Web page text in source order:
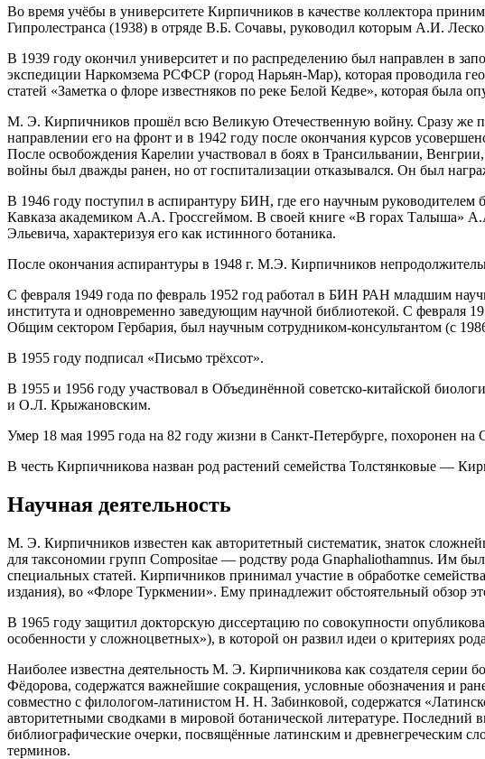
Во время учёбы в университете Кирпичников в качестве коллектора
Гипролестранса (1938) в отряде В.Б. Сочавы, руководил которым А.И.
В 1939 году окончил университет и по распределению был направлен в
экспедиции Наркомзема РСФСР (город Нарьян-Мар), которая проводила
статей «Заметка о флоре известняков по реке Белой Кедве», которая была
М. Э. Кирпичников прошёл всю Великую Отечественную войну. Сразу же
направлении его на фронт и в 1942 году после окончания курсов
После освобождения Карелии участвовал в боях в Трансильвании,
войны был дважды ранен, но от госпитализации отказывался. Он был
В 1946 году поступил в аспирантуру БИН, где его научным
Кавказа академиком А.А. Гроссгеймом. В своей книге «В горах Талыша»
Эльевича, характеризуя его как истинного ботаника.
После окончания аспирантуры в 1948 г. М.Э. Кирпичников
С февраля 1949 года по февраль 1952 год работал в БИН РАН младшим
института и одновременно заведующим научной библиотекой. С февраля
Общим сектором Гербария, был научным сотрудником-консультантом (с
В 1955 году подписал «Письмо трёхсот».
В 1955 и 1956 году участвовал в Объединённой советско-китайской
и О.Л. Крыжановским.
Умер 18 мая 1995 года на 82 году жизни в Санкт-Петербурге, похоронен
В честь Кирпичникова назван род растений семейства Толстянковые —
Научная деятельность
М. Э. Кирпичников известен как авторитетный систематик, знаток
для таксономии групп Compositae — родству рода Gnaphaliothamnus. Им
специальных статей. Кирпичников принимал участие в обработке
издания), во «Флоре Туркмении». Ему принадлежит обстоятельный обзор
В 1965 году защитил докторскую диссертацию по совокупности
особенности у сложноцветных»), в которой он развил идеи о критериях
Наиболее известна деятельность М. Э. Кирпичникова как создателя
Фёдорова, содержатся важнейшие сокращения, условные обозначения и
совместно с филологом-латинистом Н. Н. Забинковой, содержатся
авторитетными сводками в мировой ботанической литературе.
библиографические очерки, посвящённые латинским и древнегреческим
терминов.